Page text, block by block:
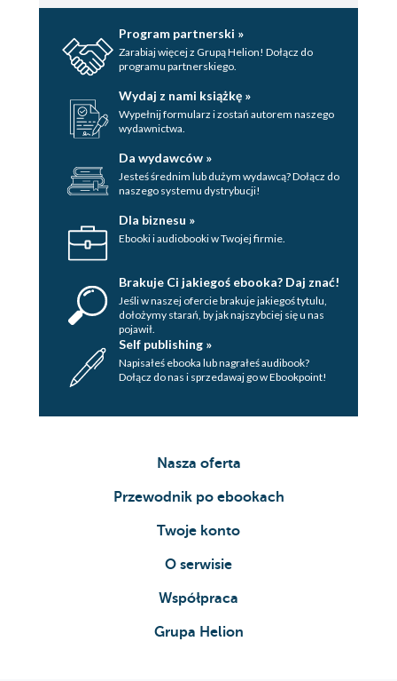
Program partnerski »
Zarabiaj więcej z Grupą Helion! Dołącz do
programu partnerskiego.
Wydaj z nami książkę »
Wypełnij formularz i zostań autorem naszego
wydawnictwa.
Da wydawców »
Jesteś średnim lub dużym wydawcą? Dołącz do
naszego systemu dystrybucji!
Dla biznesu »
Ebooki i audiobooki w Twojej firmie.
Brakuje Ci jakiegoś ebooka? Daj znać!
Jeśli w naszej ofercie brakuje jakiegoś tytulu,
dołożymy starań, by jak najszybciej się u nas
pojawił.
Self publishing »
Napisałeś ebooka lub nagrałeś audibook?
Dołącz do nas i sprzedawaj go w Ebookpoint!
Nasza oferta
Przewodnik po ebookach
Twoje konto
O serwisie
Współpraca
Grupa Helion